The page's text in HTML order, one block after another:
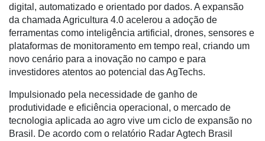
Cadastre-
se
digital, automatizado e orientado por dados. A expansão
da chamada Agricultura 4.0 acelerou a adoção de
ferramentas como inteligência artificial, drones, sensores e
plataformas de monitoramento em tempo real, criando um
novo cenário para a inovação no campo e para
investidores atentos ao potencial das AgTechs.
Impulsionado pela necessidade de ganho de
produtividade e eficiência operacional, o mercado de
tecnologia aplicada ao agro vive um ciclo de expansão no
Brasil. De acordo com o relatório Radar Agtech Brasil